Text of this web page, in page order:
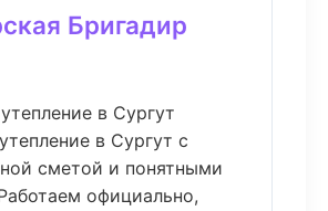
Бригадир
в Сургут
в Сургут с
сметой и понятными
официально,